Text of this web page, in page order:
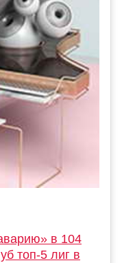
в 104
топ-5 лиг в